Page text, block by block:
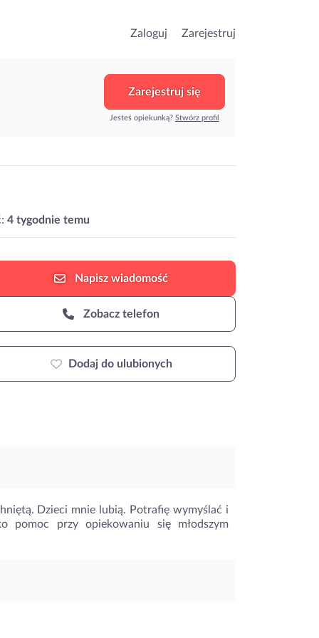
Zaloguj Zarejestruj
Zarejestruj się
Jesteś opiekunką? Stwórz profil
4 tygodnie temu
Napisz wiadomość
Zobacz telefon
Dodaj do ulubionych
Dzieci mnie lubią. Potrafię wymyślać i
pomoc przy opiekowaniu się młodszym